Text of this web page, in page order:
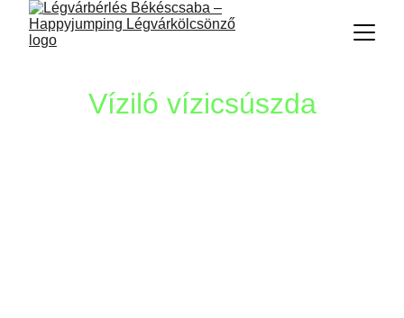
Víziló vízicsúszda